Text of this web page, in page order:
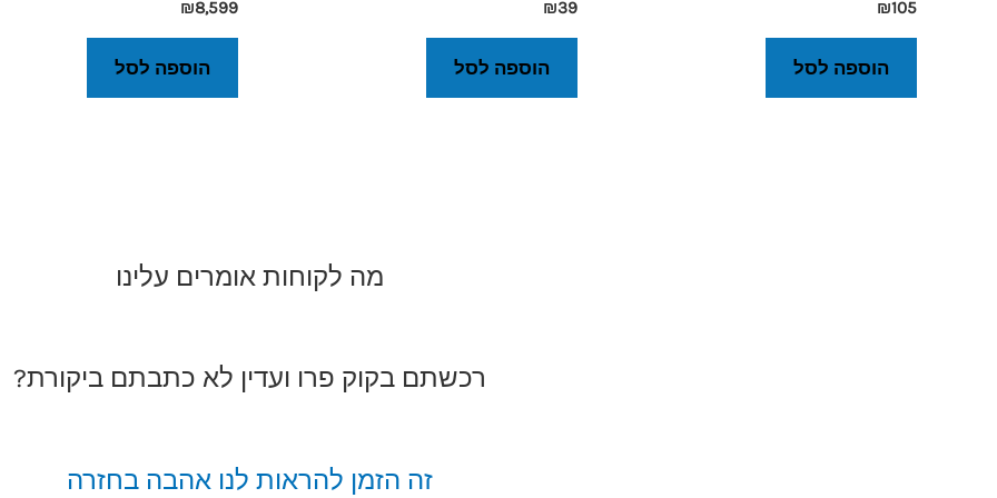
₪105
הוספה לסל
₪39
הוספה לסל
₪8,599
הוספה לסל
מה לקוחות אומרים עלינו
רכשתם בקוק פרו ועדין לא כתבתם ביקורת?
זה הזמן להראות לנו אהבה בחזרה